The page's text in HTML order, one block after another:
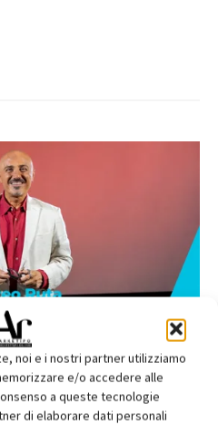
noi e i nostri partner utilizziamo
e/o accedere alle
a queste tecnologie
di elaborare dati personali